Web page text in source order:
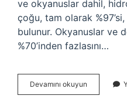
ve okyanuslar dahil,
çoğu, tam olarak
bulunur. Okyanuslar ve
%70’inden fazlasını…
Devamını okuyun Hidrosfer
Nedir